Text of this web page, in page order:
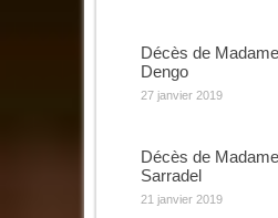
Décès de
Dengo
27 janvier 2019
Décès de
Sarradel
21 janvier 2019